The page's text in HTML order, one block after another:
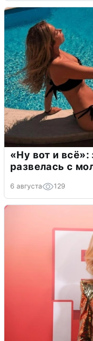
«Ну вот и
развелась с
6 августа 129